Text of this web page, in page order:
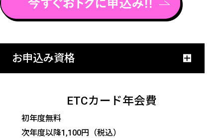
お申込み資格
ETCカード年会費
初年度無料
次年度以降1,100円（税込）